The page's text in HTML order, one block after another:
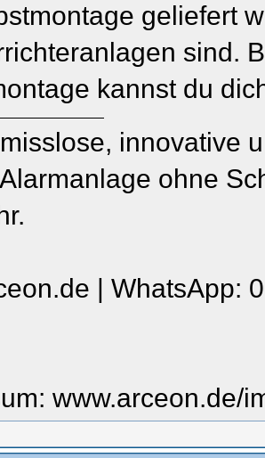
geliefert
sind.
kannst du
innovative
ohne
| WhatsApp:
www.arceon.de/